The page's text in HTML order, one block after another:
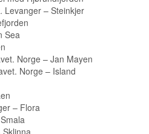
Levanger – Steinkjer
Sea
Norge – Jan Mayen
Norge – Island
– Flora
Sklinna